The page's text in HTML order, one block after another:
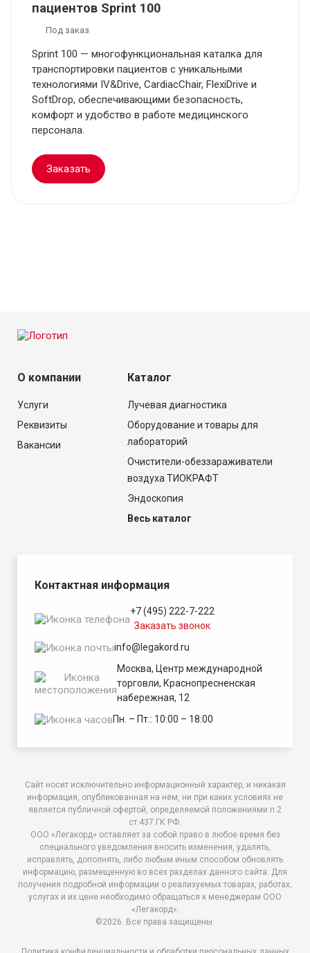
пациентов Sprint 100
Под заказ
Sprint 100 — многофункциональная каталка для
транспортировки пациентов с уникальными
технологиями IV&Drive, CardiacChair, FlexiDrive и
SoftDrop, обеспечивающими безопасность,
комфорт и удобство в работе медицинского
персонала.
Заказать
Каталог
Лучевая диагностика
Оборудование и товары для
лабораторий
Очистители-обеззараживатели
воздуха ТИОКРАФТ
Эндоскопия
Весь каталог
О компании
Услуги
Реквизиты
Вакансии
Контактная информация
+7 (495) 222-7-222
Заказать звонок
info@legakord.ru
Москва, Центр международной
торговли, Краснопресненская
набережная, 12
Пн. – Пт.: 10:00 – 18:00
Сайт носит исключительно информационный характер, и никакая
информация, опубликованная на нём, ни при каких условиях не
является публичной офертой, определяемой положениями п.2
ст.437 ГК РФ.
ООO «Легакорд» оставляет за собой право в любое время без
специального уведомления вносить изменения, удалять,
исправлять, дополнять, либо любым иным способом обновлять
информацию, размещенную во всех разделах данного сайта. Для
получения подробной информации о реализуемых товарах, работах,
услугах и их цене необходимо обращаться к менеджерам ООО
«Легакорд».
©2026. Все права защищены.